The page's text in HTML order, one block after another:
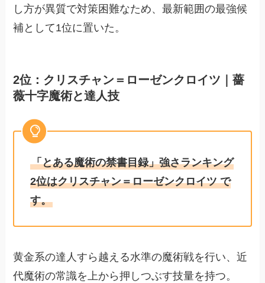
し方が異質で対策困難なため、最新範囲の最強候
補として1位に置いた。
2位：クリスチャン＝ローゼンクロイツ｜薔
薇十字魔術と達人技
「とある魔術の禁書目録」強さランキング
2位はクリスチャン＝ローゼンクロイツ で
す。
黄金系の達人すら越える水準の魔術戦を行い、近
代魔術の常識を上から押しつぶす技量を持つ。